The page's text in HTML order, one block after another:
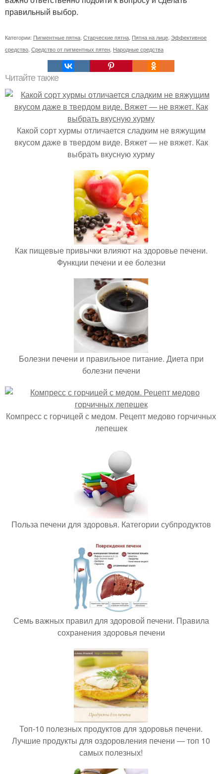
правильный выбор.
Категории: Пигментные пятна, Старческие пятна, Пятна на лице, Эффективное
средство, Средство от пигментных пятен, Народные средства
Читайте также
Какой сорт хурмы отличается сладким не вяжущим
вкусом даже в твердом виде. Вяжет — не вяжет. Как
выбрать вкусную хурму
Как пищевые привычки влияют на здоровье печени.
Функции печени и ее болезни
Болезни печени и правильное питание. Диета при
болезни печени
Компресс с горчицей с медом. Рецепт медово горчичных
лепешек
Польза печени для здоровья. Категории субпродуктов
Семь важных правил для здоровой печени. Правила
сохранения здоровья печени
Топ-10 полезных продуктов для здоровья печени.
Лучшие продукты для оздоровления печени — топ 10
самых полезных!